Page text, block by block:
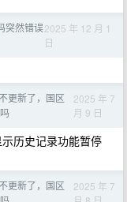
突然错误2025 年 12 月 1
日
更新了，国区
2025 年 7
月 9 日
历史记录功能暂停
更新了，国区
2025 年 7